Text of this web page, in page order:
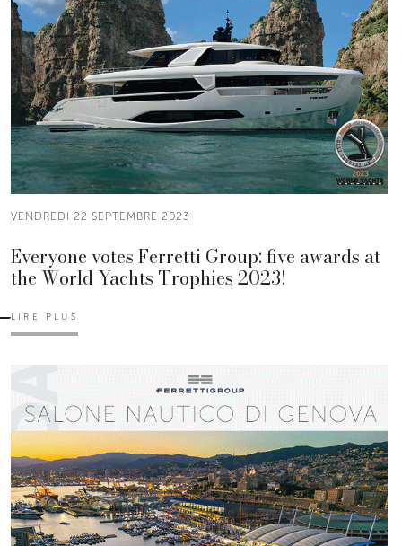
VENDREDI 22 SEPTEMBRE 2023
Everyone votes Ferretti Group: five awards at
the World Yachts Trophies 2023!
LIRE PLUS